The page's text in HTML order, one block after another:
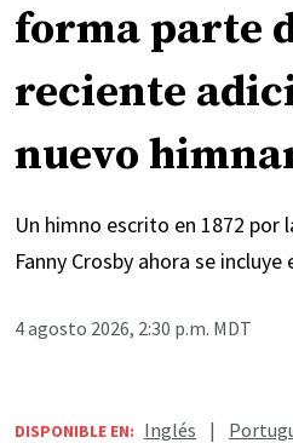
forma parte
reciente
nuevo
Un himno escrito en 1872 por
Fanny Crosby ahora se
4 agosto 2026, 2:30 p.m. MDT
DISPONIBLE EN: Inglés |